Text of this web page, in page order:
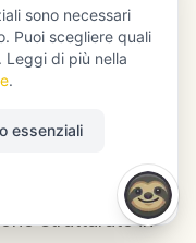
guida di qualità
unico format
tessuto,
e usalo su
strutturate in
sono necessari
Puoi scegliere quali
Leggi di più nella
.
essenziali